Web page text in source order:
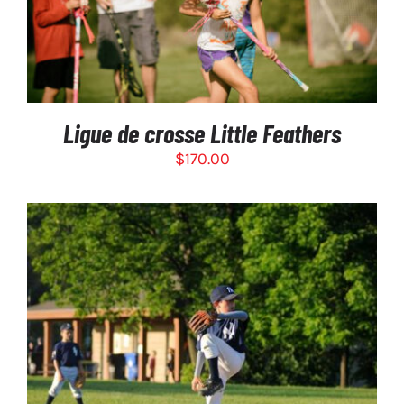
Ligue de crosse Little Feathers
$170.00
CHOIX DES OPTIONS CE
PRODUIT
/
DÉTAILS